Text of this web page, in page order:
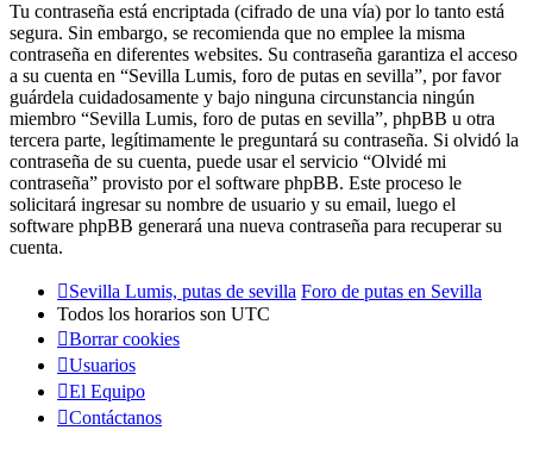
Tu contraseña está encriptada (cifrado de una vía) por lo tanto está
segura. Sin embargo, se recomienda que no emplee la misma
contraseña en diferentes websites. Su contraseña garantiza el acceso
a su cuenta en “Sevilla Lumis, foro de putas en sevilla”, por favor
guárdela cuidadosamente y bajo ninguna circunstancia ningún
miembro “Sevilla Lumis, foro de putas en sevilla”, phpBB u otra
tercera parte, legítimamente le preguntará su contraseña. Si olvidó la
contraseña de su cuenta, puede usar el servicio “Olvidé mi
contraseña” provisto por el software phpBB. Este proceso le
solicitará ingresar su nombre de usuario y su email, luego el
software phpBB generará una nueva contraseña para recuperar su
cuenta.
Sevilla Lumis, putas de sevilla Foro de putas en Sevilla
Todos los horarios son UTC
Borrar cookies
Usuarios
El Equipo
Contáctanos